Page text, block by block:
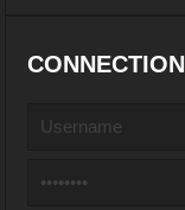
CONNECTION